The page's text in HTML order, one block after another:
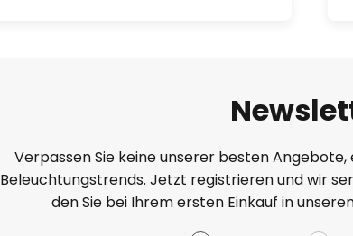
Verpassen Sie keine unserer besten
Beleuchtungstrends. Jetzt registrieren und wir
den Sie bei Ihrem ersten Einkauf in